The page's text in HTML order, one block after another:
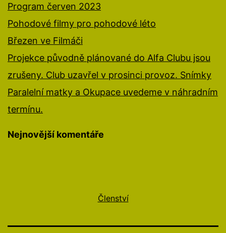
Program červen 2023
Pohodové filmy pro pohodové léto
Březen ve Filmáči
Projekce původně plánované do Alfa Clubu jsou
zrušeny. Club uzavřel v prosinci provoz. Snímky
Paralelní matky a Okupace uvedeme v náhradním
termínu.
Nejnovější komentáře
Členství